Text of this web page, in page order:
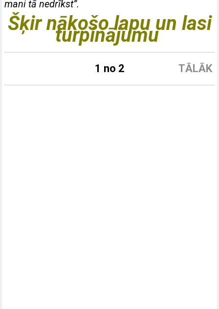
mani tā nedrīkst”.
Šķir nākošo lapu un lasi
turpinājumu
TĀLĀK
1 no 2